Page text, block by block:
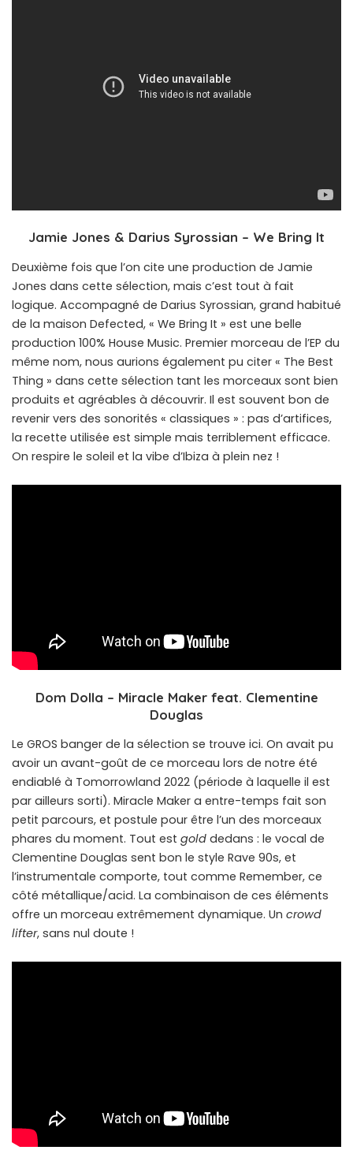
Jamie Jones & Darius Syrossian – We Bring It
Deuxième fois que l’on cite une production de Jamie
Jones dans cette sélection, mais c’est tout à fait
logique. Accompagné de Darius Syrossian, grand habitué
de la maison Defected, « We Bring It » est une belle
production 100% House Music. Premier morceau de l’EP du
même nom, nous aurions également pu citer « The Best
Thing » dans cette sélection tant les morceaux sont bien
produits et agréables à découvrir. Il est souvent bon de
revenir vers des sonorités « classiques » : pas d’artifices,
la recette utilisée est simple mais terriblement efficace.
On respire le soleil et la vibe d’Ibiza à plein nez !
Dom Dolla – Miracle Maker feat. Clementine
Douglas
Le GROS banger de la sélection se trouve ici. On avait pu
avoir un avant-goût de ce morceau lors de notre été
endiablé à Tomorrowland 2022 (période à laquelle il est
par ailleurs sorti). Miracle Maker a entre-temps fait son
petit parcours, et postule pour être l’un des morceaux
phares du moment. Tout est gold dedans : le vocal de
Clementine Douglas sent bon le style Rave 90s, et
l’instrumentale comporte, tout comme Remember, ce
côté métallique/acid. La combinaison de ces éléments
offre un morceau extrêmement dynamique. Un crowd
lifter, sans nul doute !